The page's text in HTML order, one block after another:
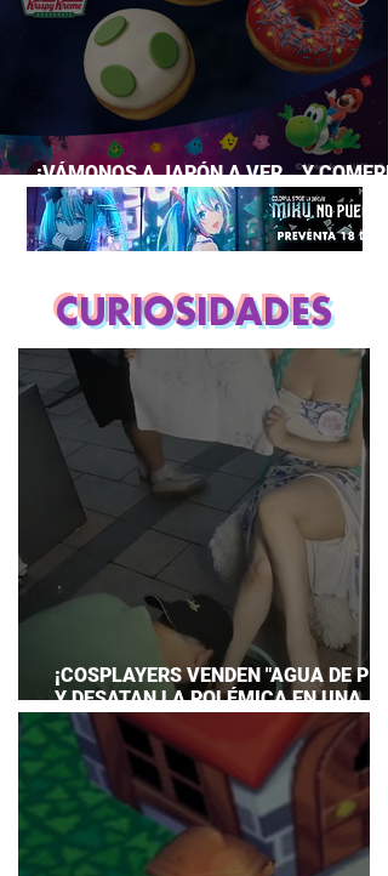
¡VÁMONOS A JAPÓN A VER… Y
LA PELÍCULA DE MARIO GALAXY!
CURIOSIDADES
¡COSPLAYERS VENDEN "AGUA DE
Y DESATAN LA POLÉMICA EN UNA
CONVENCIÓN DE ANIME!